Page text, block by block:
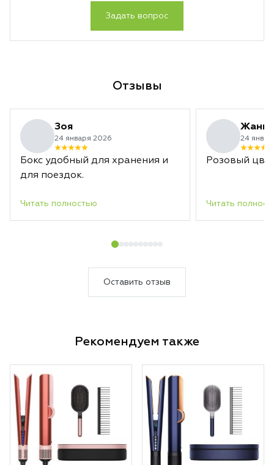
Задать вопрос
Отзывы
Зоя
24 января 2026
Бокс удобный для хранения и
для поездок.
Читать полностью
Жанна
24
Розовый
Читать
Оставить отзыв
Рекомендуем также